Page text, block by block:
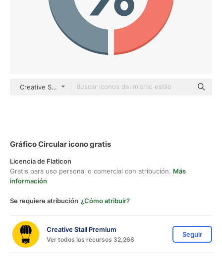
Creative Stall Premium Flat
Gráfico Circular icono gratis
Licencia de Flaticon
Gratis para uso personal o comercial con atribución. Más
información
Se requiere atribución ¿Cómo atribuir?
Creative Stall Premium
Ver todos los recursos 32,268
Seguir